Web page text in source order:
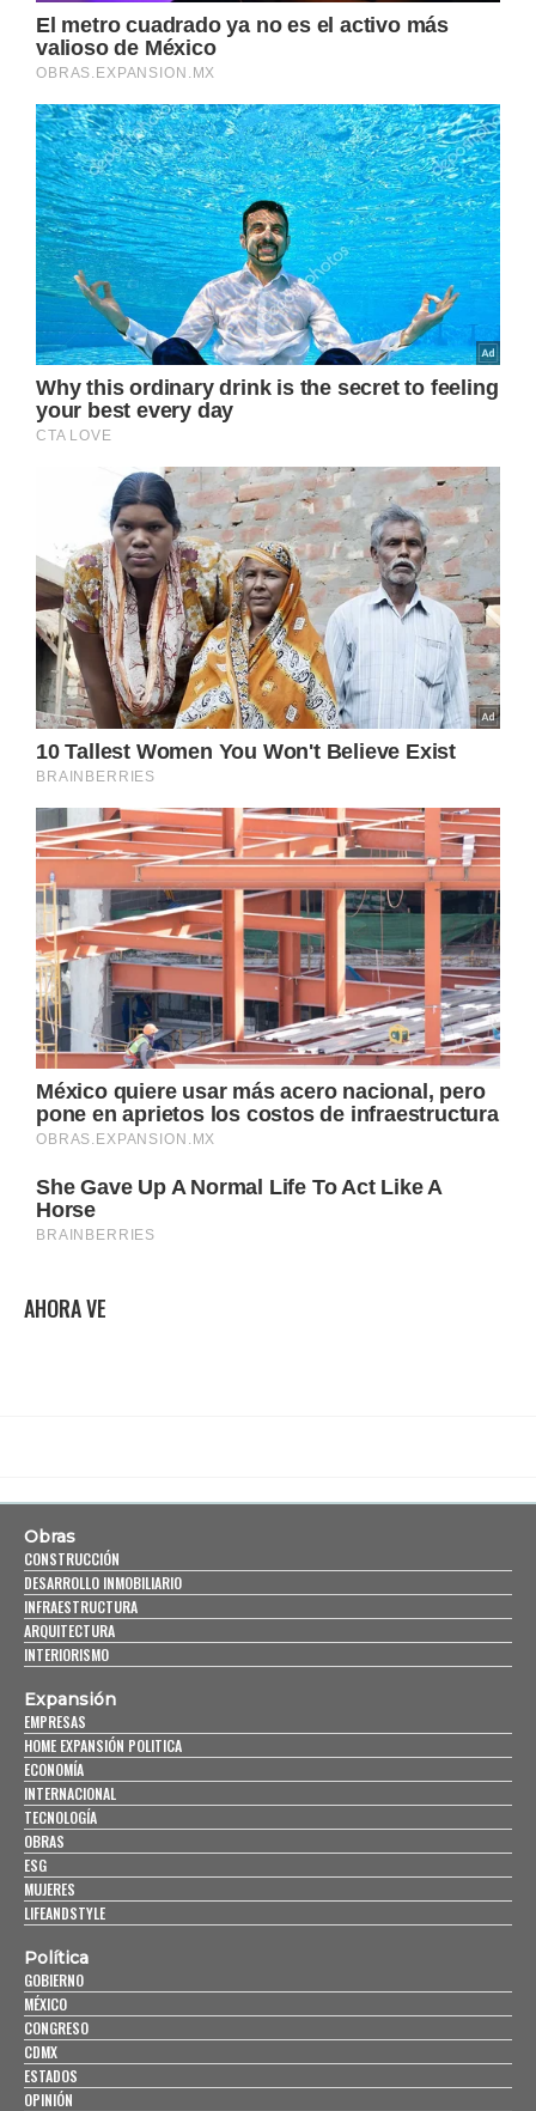
AHORA VE
Obras
CONSTRUCCIÓN
DESARROLLO INMOBILIARIO
INFRAESTRUCTURA
ARQUITECTURA
INTERIORISMO
Expansión
EMPRESAS
HOME EXPANSIÓN POLITICA
ECONOMÍA
INTERNACIONAL
TECNOLOGÍA
OBRAS
ESG
MUJERES
LIFEANDSTYLE
Política
GOBIERNO
MÉXICO
CONGRESO
CDMX
ESTADOS
OPINIÓN